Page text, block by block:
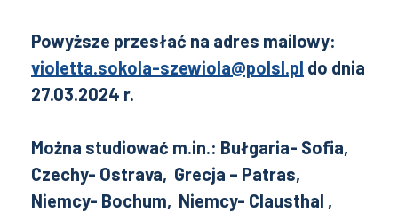
Powyższe przesłać na adres mailowy:
violetta.sokola-szewiola@polsl.pl do dnia
27.03.2024 r.
Można studiować m.in.: Bułgaria- Sofia,
Czechy- Ostrava, Grecja – Patras,
Niemcy- Bochum, Niemcy- Clausthal ,